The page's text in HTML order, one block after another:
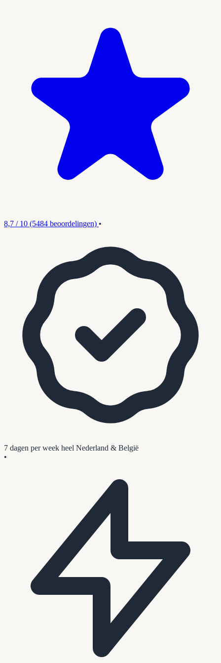
8,7 / 10 (5484 beoordelingen) •
7 dagen per week heel Nederland & België
•